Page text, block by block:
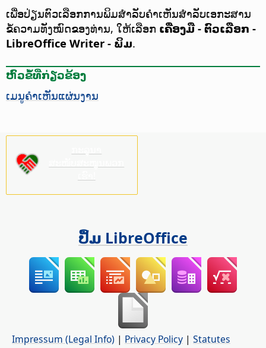
ເພື່ອປ່ຽນຕົວເລືອກການພິມສຳລັບຄຳເຫັນສຳລັບເອກະສານ
ຂໍ້ຄວາມທັງໝົດຂອງທ່ານ, ໃຫ້ເລືອກ ເຄື່ອງມື - ຕົວເລືອກ -
LibreOffice Writer - ພິມ.
ຫົວຂໍ້ທີ່ກ່ຽວຂ້ອງ
ເມນູຄຳເຫັນແຜ່ນງານ
ປຶ້ມ LibreOffice
Impressum (Legal Info) | Privacy Policy | Statutes